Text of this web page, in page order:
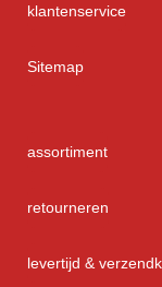
klantenservice
Sitemap
assortiment
retourneren
levertijd &